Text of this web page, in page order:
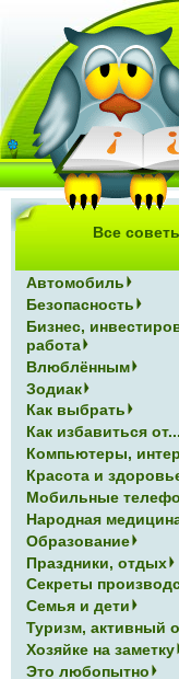
Все
Автомобиль
Безопасность
Бизнес,
работа
Влюблённым
Зодиак
Как выбрать
Как избавиться от...
Компьютеры,
Красота и
Мобильные
Народная
Образование
Праздники, отдых
Секреты
Семья и дети
Туризм, активный
Хозяйке на заметку
Это любопытно